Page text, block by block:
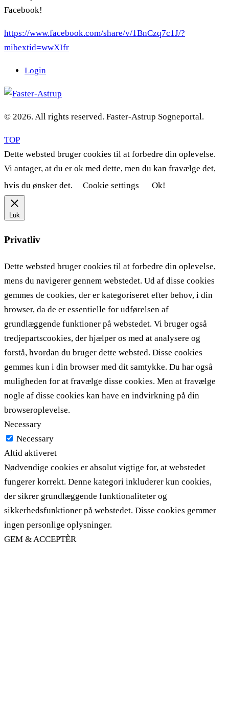
Facebook!
https://www.facebook.com/share/v/1BnCzq7c1J/?
mibextid=wwXIfr
Login
© 2026. All rights reserved. Faster-Astrup Sogneportal.
TOP
Dette websted bruger cookies til at forbedre din oplevelse.
Vi antager, at du er ok med dette, men du kan fravælge det,
hvis du ønsker det.
Cookie settings Ok!
Luk
Privatliv
Dette websted bruger cookies til at forbedre din oplevelse,
mens du navigerer gennem webstedet. Ud af disse cookies
gemmes de cookies, der er kategoriseret efter behov, i din
browser, da de er essentielle for udførelsen af ​​
grundlæggende funktioner på webstedet. Vi bruger også
tredjepartscookies, der hjælper os med at analysere og
forstå, hvordan du bruger dette websted. Disse cookies
gemmes kun i din browser med dit samtykke. Du har også
muligheden for at fravælge disse cookies. Men at fravælge
nogle af disse cookies kan have en indvirkning på din
browseroplevelse.
Necessary
Necessary
Altid aktiveret
Nødvendige cookies er absolut vigtige for, at webstedet
fungerer korrekt. Denne kategori inkluderer kun cookies,
der sikrer grundlæggende funktionaliteter og
sikkerhedsfunktioner på webstedet. Disse cookies gemmer
ingen personlige oplysninger.
GEM & ACCEPTÈR